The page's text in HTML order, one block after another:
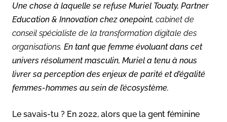
Une chose à laquelle se refuse Muriel Touaty, Partner
Education & Innovation chez onepoint, cabinet de
conseil spécialiste de la transformation digitale des
organisations. En tant que femme évoluant dans cet
univers résolument masculin, Muriel a tenu à nous
livrer sa perception des enjeux de parité et d’égalité
femmes-hommes au sein de l’écosystème.
Le savais-tu ? En 2022, alors que la gent féminine